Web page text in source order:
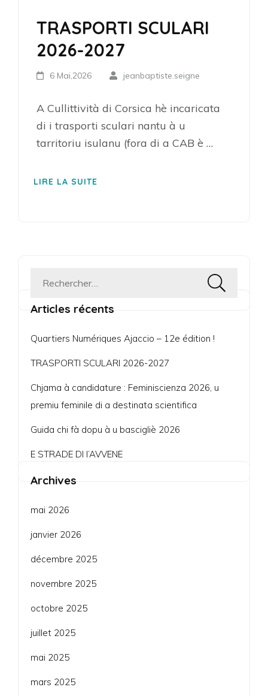
TRASPORTI SCULARI
2026-2027
6 Mai,2026 jeanbaptiste.seigne
A Cullittività di Corsica hè incaricata
di i trasporti sculari nantu à u
tarritoriu isulanu (fora di a CAB è …
LIRE LA SUITE
Rechercher :
Articles récents
Quartiers Numériques Ajaccio – 12e édition !
TRASPORTI SCULARI 2026-2027
Chjama à candidature : Feminiscienza 2026, u
premiu feminile di a destinata scientifica
Guida chi fà dopu à u bascigliè 2026
E STRADE DI l’AVVENE
Archives
mai 2026
janvier 2026
décembre 2025
novembre 2025
octobre 2025
juillet 2025
mai 2025
mars 2025